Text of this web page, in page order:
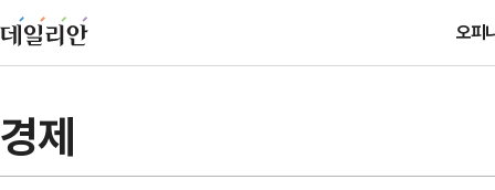
오피
경제